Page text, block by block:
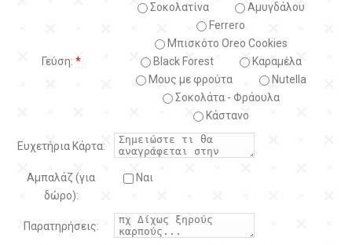
Γεύση: *
Σοκολατίνα
Αμυγδάλου
Ferrero
Μπισκότο Oreo Cookies
Black Forest
Kαραμέλα
Μους με φρούτα
Nutella
Σοκολάτα - Φράουλα
Κάστανο
Ευχετήρια Κάρτα:
Αμπαλάζ (για
δώρο):
Ναι
Παρατηρήσεις: